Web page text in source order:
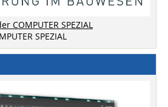
COMPUTER SPEZIAL
SPEZIAL